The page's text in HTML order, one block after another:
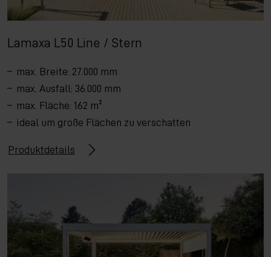
Lamaxa L50 Line / Stern
max. Breite: 27.000 mm
max. Ausfall: 36.000 mm
max. Fläche: 162 m²
ideal um große Flächen zu verschatten
Produktdetails